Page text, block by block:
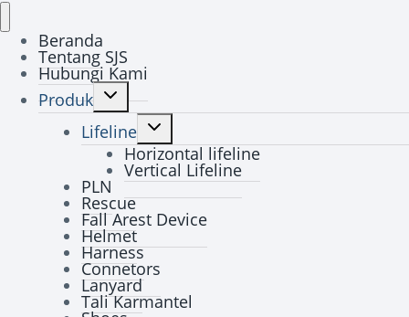
Beranda
Tentang SJS
Hubungi Kami
Produk
Toggle
child
menu
Lifeline
Toggle
child
menu
Horizontal lifeline
Vertical Lifeline
PLN
Rescue
Fall Arest Device
Helmet
Harness
Connetors
Lanyard
Tali Karmantel